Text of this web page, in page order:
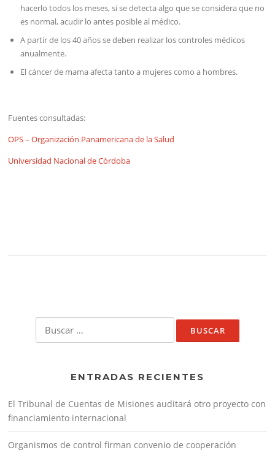
hacerlo todos los meses, si se detecta algo que se considera que no
es normal, acudir lo antes posible al médico.
A partir de los 40 años se deben realizar los controles médicos
anualmente.
El cáncer de mama afecta tanto a mujeres como a hombres.
Fuentes consultadas:
OPS – Organización Panamericana de la Salud
Universidad Nacional de Córdoba
ENTRADAS RECIENTES
El Tribunal de Cuentas de Misiones auditará otro proyecto con
financiamiento internacional
Organismos de control firman convenio de cooperación